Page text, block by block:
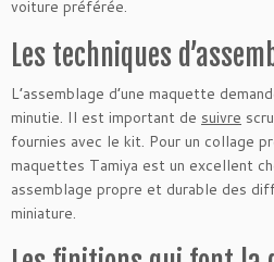
voiture préférée.
Les techniques
L’assemblage d’une maquette
minutie. Il est important de suivre
fournies avec le kit. Pour un collage
maquettes Tamiya est un excellent
assemblage propre et durable des
miniature.